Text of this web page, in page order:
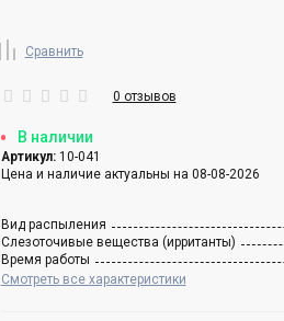
Сравнить
0 отзывов
В наличии
Артикул:10-041
Цена и наличие актуальны на 08-08-2026
Вид распыления
Слезоточивые вещества (ирританты)
Время работы
Смотреть все характеристики